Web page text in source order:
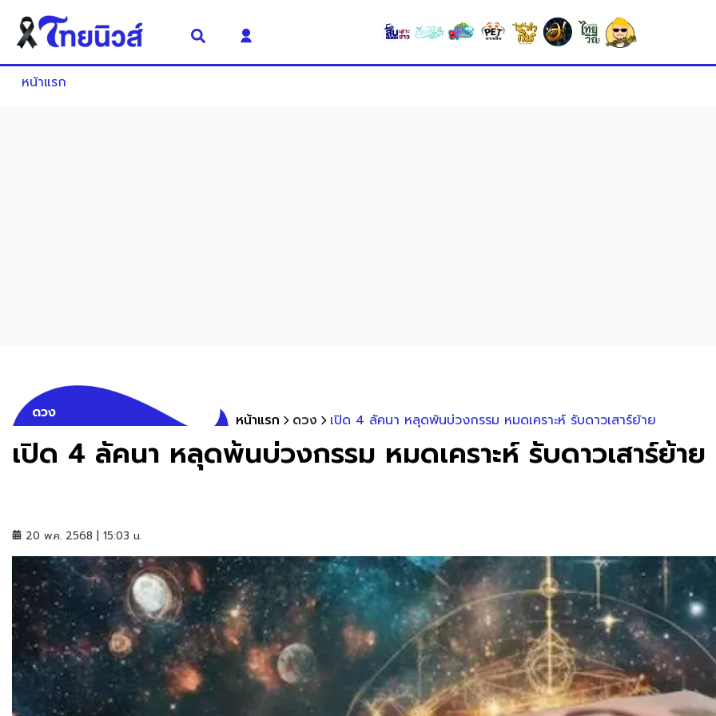
หน้าแรก
ดวง หน้าแรก ดวง เปิด 4 ลัคนา หลุดพ้นบ่วงกรรม หมดเคราะห์ รับดาวเสาร์ย้าย
เปิด 4 ลัคนา หลุดพ้นบ่วงกรรม หมดเคราะห์ รับดาวเสาร์ย้าย
20 พ.ค. 2568 | 15:03 น.